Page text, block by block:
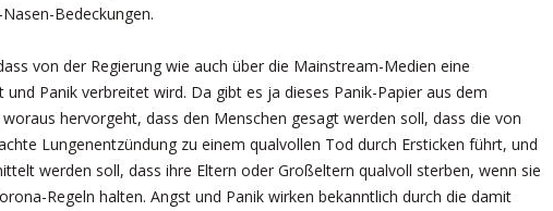
Bedeckungen.
von der Regierung wie auch über die Mainstream-Medien eine
und Panik verbreitet wird. Da gibt es ja dieses Panik-Papier aus dem
hervorgeht, dass den Menschen gesagt werden soll, dass die von
Lungenentzündung zu einem qualvollen Tod durch Ersticken führt, und
werden soll, dass ihre Eltern oder Großeltern qualvoll sterben, wenn sie
Regeln halten. Angst und Panik wirken bekanntlich durch die damit